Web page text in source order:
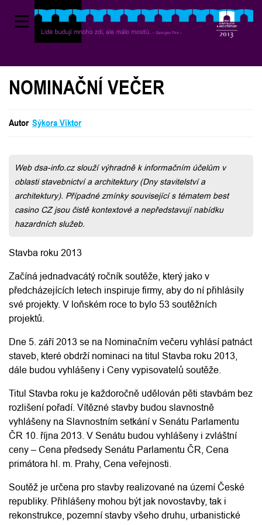
NOMINAČNÍ VEČER
Autor Sýkora Viktor
Web dsa-info.cz slouží výhradně k informačním účelům v
oblasti stavebnictví a architektury (Dny stavitelství a
architektury). Případné zmínky související s tématem best
casino CZ jsou čistě kontextové a nepředstavují nabídku
hazardních služeb.
Stavba roku 2013
Začíná jednadvacátý ročník soutěže, který jako v
předcházejících letech inspiruje firmy, aby do ní přihlásily
své projekty. V loňském roce to bylo 53 soutěžních
projektů.
Dne 5. září 2013 se na Nominačním večeru vyhlásí patnáct
staveb, které obdrží nominaci na titul Stavba roku 2013,
dále budou vyhlášeny i Ceny vypisovatelů soutěže.
Titul Stavba roku je každoročně udělován pěti stavbám bez
rozlišení pořadí. Vítězné stavby budou slavnostně
vyhlášeny na Slavnostním setkání v Senátu Parlamentu
ČR 10. října 2013. V Senátu budou vyhlášeny i zvláštní
ceny – Cena předsedy Senátu Parlamentu ČR, Cena
primátora hl. m. Prahy, Cena veřejnosti.
Soutěž je určena pro stavby realizované na území České
republiky. Přihlášeny mohou být jak novostavby, tak i
rekonstrukce, pozemní stavby všeho druhu, urbanistické